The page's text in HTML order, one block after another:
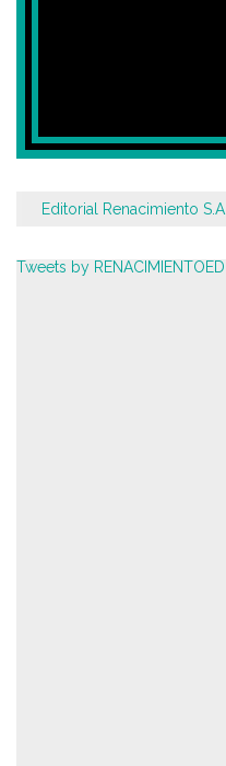
Editorial Renacimiento S.A.
Tweets by RENACIMIENTOED